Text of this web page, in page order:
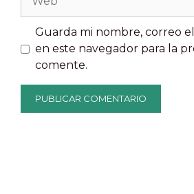
Guarda mi nombre, correo
en este navegador para la
comente.